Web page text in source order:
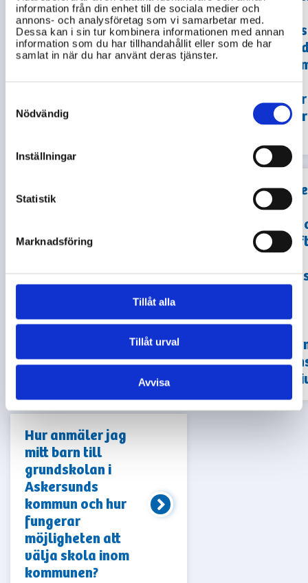
information från din enhet till de sociala medier och
annons- och analysföretag som vi samarbetar med.
Dessa kan i sin tur kombinera informationen med annan
information som du har tillhandahållit eller som de har
samlat in när du har använt deras tjänster.
Selection
Nödvändig
Inställningar
Statistik
Marknadsföring
Tillåt alla
Tillåt urval
Avvisa
parkeringstillstånd
för
rörelsehindrade i
Askersunds
information från
askersund.se?
till
i
kommun
ett barn far
Hur köper jag
kommun?
Hur
jag om
fritidshem
vilka
gäller i
enbart på
Hur anmäler jag
mitt barn till
grundskolan i
Askersunds
kommun och hur
fungerar
möjligheten att
välja skola inom
kommunen?